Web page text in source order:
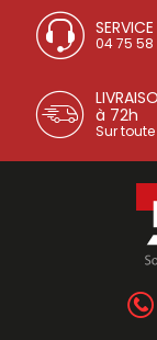
04 75 58
à 72h
Sur